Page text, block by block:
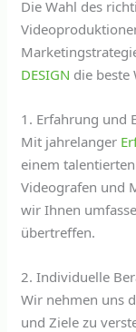
Die Wahl des
DESIGN die beste
1. Erfahrung und
Mit jahrelanger
einem
Videografen und
wir Ihnen
übertreffen.
2. Individuelle
Wir nehmen uns
und Ziele zu